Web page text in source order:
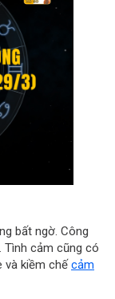
bất ngờ. Công
Tình cảm cũng có
và kiềm chếcảm